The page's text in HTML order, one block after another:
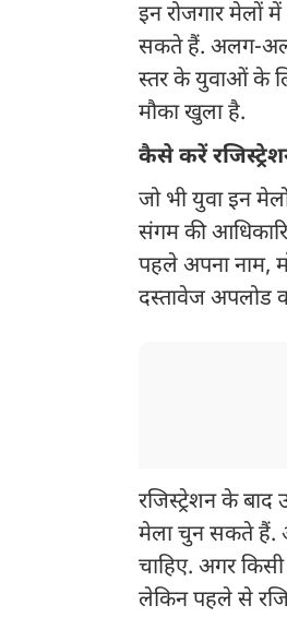
इन रोजगार मेलों
सकते हैं. अलग-
स्तर के युवाओं के
मौका खुला है.
कैसे करें
जो भी युवा इन
संगम की
पहले अपना नाम,
दस्तावेज अपलोड
रजिस्ट्रेशन के
मेला चुन सकते हैं.
चाहिए. अगर
लेकिन पहले से